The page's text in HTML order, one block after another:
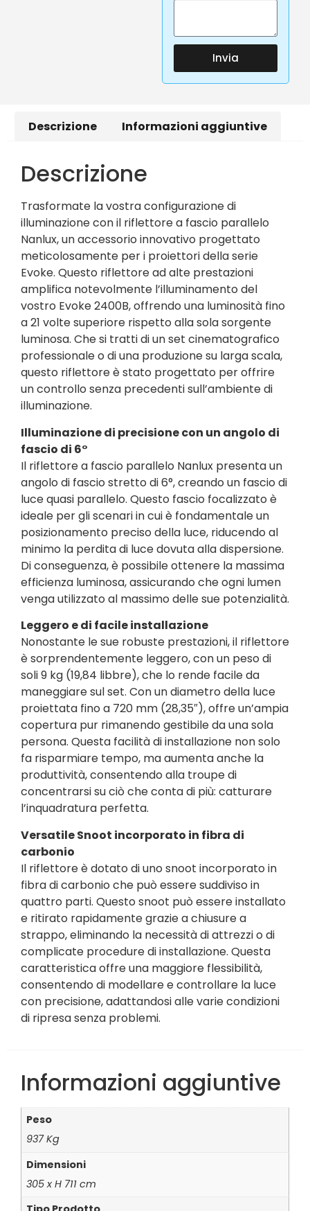
Invia
Descrizione Informazioni aggiuntive
Descrizione
Trasformate la vostra configurazione di
illuminazione con il riflettore a fascio parallelo
Nanlux, un accessorio innovativo progettato
meticolosamente per i proiettori della serie
Evoke. Questo riflettore ad alte prestazioni
amplifica notevolmente l’illuminamento del
vostro Evoke 2400B, offrendo una luminosità fino
a 21 volte superiore rispetto alla sola sorgente
luminosa. Che si tratti di un set cinematografico
professionale o di una produzione su larga scala,
questo riflettore è stato progettato per offrire
un controllo senza precedenti sull’ambiente di
illuminazione.
Illuminazione di precisione con un angolo di
fascio di 6°
Il riflettore a fascio parallelo Nanlux presenta un
angolo di fascio stretto di 6°, creando un fascio di
luce quasi parallelo. Questo fascio focalizzato è
ideale per gli scenari in cui è fondamentale un
posizionamento preciso della luce, riducendo al
minimo la perdita di luce dovuta alla dispersione.
Di conseguenza, è possibile ottenere la massima
efficienza luminosa, assicurando che ogni lumen
venga utilizzato al massimo delle sue potenzialità.
Leggero e di facile installazione
Nonostante le sue robuste prestazioni, il riflettore
è sorprendentemente leggero, con un peso di
soli 9 kg (19,84 libbre), che lo rende facile da
maneggiare sul set. Con un diametro della luce
proiettata fino a 720 mm (28,35″), offre un’ampia
copertura pur rimanendo gestibile da una sola
persona. Questa facilità di installazione non solo
fa risparmiare tempo, ma aumenta anche la
produttività, consentendo alla troupe di
concentrarsi su ciò che conta di più: catturare
l’inquadratura perfetta.
Versatile Snoot incorporato in fibra di
carbonio
Il riflettore è dotato di uno snoot incorporato in
fibra di carbonio che può essere suddiviso in
quattro parti. Questo snoot può essere installato
e ritirato rapidamente grazie a chiusure a
strappo, eliminando la necessità di attrezzi o di
complicate procedure di installazione. Questa
caratteristica offre una maggiore flessibilità,
consentendo di modellare e controllare la luce
con precisione, adattandosi alle varie condizioni
di ripresa senza problemi.
Informazioni aggiuntive
Peso
937 Kg
Dimensioni
305 x H 711 cm